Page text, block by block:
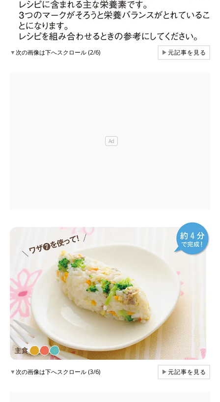
▼次の画像は下へスクロール (2/6) ▶元記事を見る
▼次の画像は下へスクロール (3/6) ▶元記事を見る